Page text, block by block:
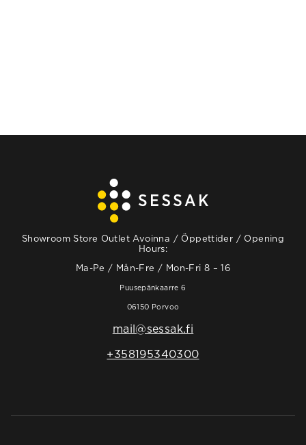
Showroom Store Outlet Avoinna / Öppettider / Opening
Hours:
Ma-Pe / Mån-Fre / Mon-Fri 8 – 16
Puusepänkaarre 6
06150 Porvoo
mail@sessak.fi
+358195340300